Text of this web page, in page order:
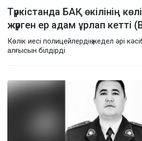
Түркістанда БАҚ өкілінің
жүрген ер адам ұрлап кетті
Көлік иесі полицейлердің жедел әрі
алғысын білдірді